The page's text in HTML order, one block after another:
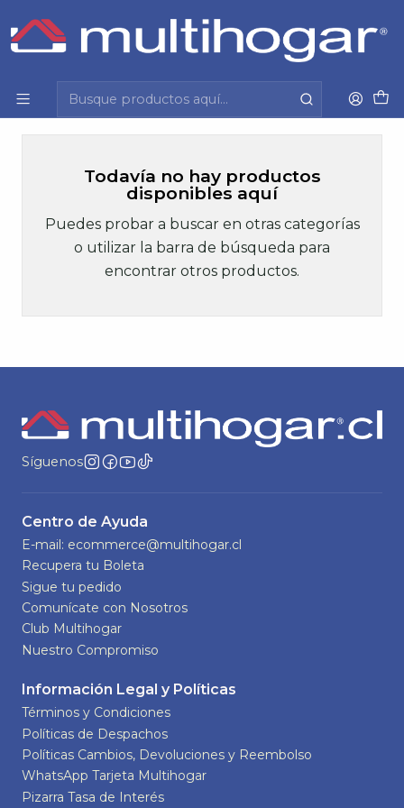
Inicio
Vestuario formal y casual
Traje de baño
Traje de baño
Todavía no hay productos
disponibles aquí
Puedes probar a buscar en otras categorías
o utilizar la barra de búsqueda para
encontrar otros productos.
Síguenos
Centro de Ayuda
E-mail: ecommerce@multihogar.cl
Recupera tu Boleta
Sigue tu pedido
Comunícate con Nosotros
Club Multihogar
Nuestro Compromiso
Información Legal y Políticas
Términos y Condiciones
Políticas de Despachos
Políticas Cambios, Devoluciones y Reembolso
WhatsApp Tarjeta Multihogar
Pizarra Tasa de Interés